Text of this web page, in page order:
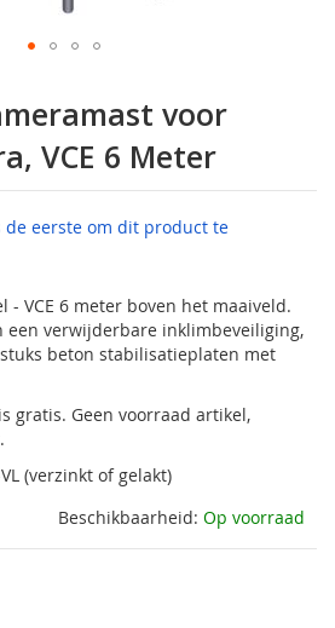
voor
VCE 6 Meter
de eerste om dit product te
- VCE 6 meter boven het maaiveld.
een verwijderbare inklimbeveiliging,
beton stabilisatieplaten met
gratis. Geen voorraad artikel,
(verzinkt of gelakt)
Beschikbaarheid: Op voorraad